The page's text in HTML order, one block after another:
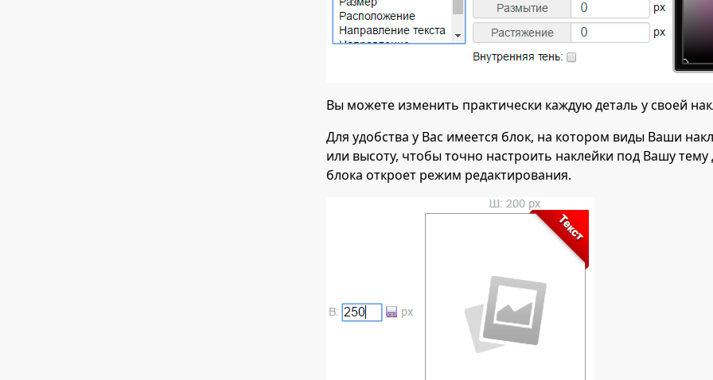
Вы можете изменить практически каждую деталь у своей
Для удобства у Вас имеется блок, на котором виды Ваши
или высоту, чтобы точно настроить наклейки под Вашу
блока откроет режим редактирования.